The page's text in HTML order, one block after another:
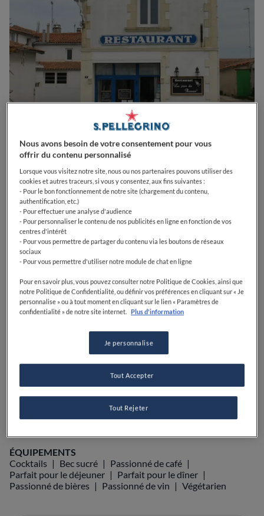
3 Rue de l'Ormeau17650Saint-Denis-d'OléronFrance
CLOSED OpensLundi, 12:00-13:30, 19:15-21:00
VOIR HORAIRES D'OUVERTURE
PRIX
VOIR SUR LA CARTE +33 5 46 75 76 21
VISIT WEBSITE
Food Awards
Guide Michelin
ÉQUIPEMENTS
Cocktails
Bec sucré
Passionné de café
Parfait pour le déjeuner
Parfait pour le dîner
Passionné de bières
Passionné de vin Végétarien
Nous avons besoin de votre consentement pour vous
offrir du contenu personnalisé
Lorsque vous visitez notre site, nous ou nos partenaires pouvons utiliser des
cookies et autres traceurs, si vous y consentez, aux fins suivantes :
- Pour le bon fonctionnement de notre site (chargement du contenu,
authentification, etc.)
- Pour effectuer une analyse d'audience
- Pour personnaliser le contenu de nos publicités en ligne en fonction de vos
centres d'intérêt
- Pour vous permettre de partager du contenu via les boutons de réseaux
sociaux
- Pour vous permettre d'utiliser notre module de chat en ligne
Pour en savoir plus, vous pouvez consulter notre Politique de Cookies, ainsi que
notre Politique de Confidentialité, ou définir vos préférences en cliquant sur « Je
personnalise » ou à tout moment en cliquant sur le lien « Paramètres de
confidentialité » de notre site internet.
Plus d'information
Je personnalise
Tout Rejeter
Tout Accepter